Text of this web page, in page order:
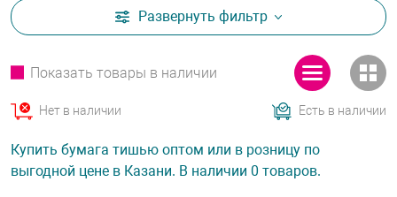
Развернуть фильтр
Показать товары в наличии
Нет в наличии Есть в наличии
Купить бумага тишью оптом или в розницу по
выгодной цене в Казани. В наличии 0 товаров.